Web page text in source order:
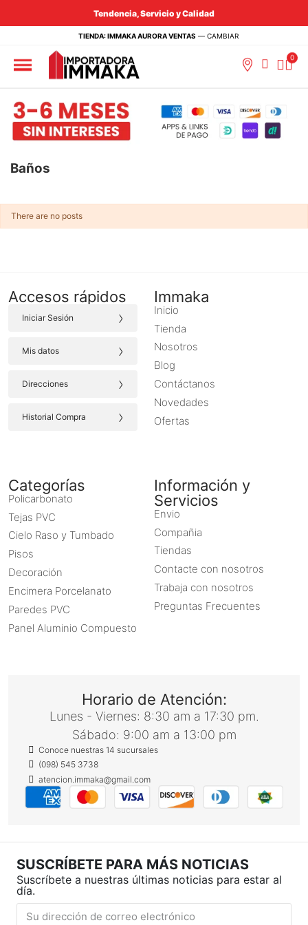
Tendencia, Servicio y Calidad
TIENDA: IMMAKA AURORA VENTAS — CAMBIAR
Baños
There are no posts
Accesos rápidos
Iniciar Sesión ›
Mis datos ›
Direcciones ›
Historial Compra ›
Immaka
Inicio
Tienda
Nosotros
Blog
Contáctanos
Novedades
Ofertas
Categorías
Policarbonato
Tejas PVC
Cielo Raso y Tumbado
Pisos
Decoración
Encimera Porcelanato
Paredes PVC
Panel Aluminio Compuesto
Información y
Servicios
Envio
Compañia
Tiendas
Contacte con nosotros
Trabaja con nosotros
Preguntas Frecuentes
Horario de Atención:
Lunes - Viernes: 8:30 am a 17:30 pm.
Sábado: 9:00 am a 13:00 pm
Conoce nuestras 14 sucursales
(098) 545 3738
atencion.immaka@gmail.com
SUSCRÍBETE PARA MÁS NOTICIAS
Suscríbete a nuestras últimas noticias para estar al
día.